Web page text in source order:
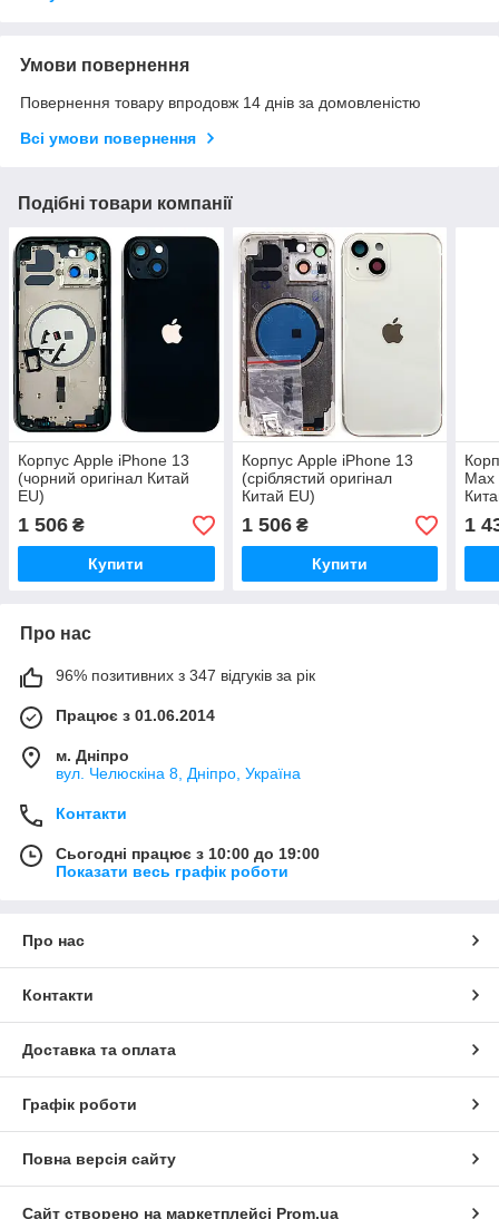
Умови повернення
Повернення товару впродовж 14 днів за домовленістю
Всі умови повернення
Подібні товари компанії
Корпус Apple iPhone 13
(чорний оригінал Китай
EU)
1 506 ₴
Купити
Корпус Apple iPhone 13
(сріблястий оригінал
Китай EU)
1 506₴
Купити
Max
1
Про нас
96% позитивних з 347 відгуків за рік
Працює з 01.06.2014
м. Дніпро
вул. Челюскіна 8, Дніпро, Україна
Контакти
Сьогодні працює з 10:00 до 19:00
Показати весь графік роботи
Про нас
Контакти
Доставка та оплата
Графік роботи
Повна версія сайту
Сайт створено на маркетплейсі Prom.ua